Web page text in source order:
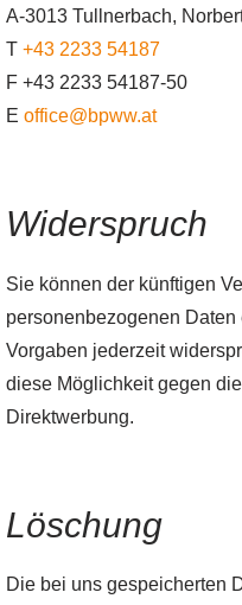
A-3013 Tullnerbach,
T +43 2233 54187
F +43 2233 54187-50
E office@bpww.at
Widerspruch
Sie können der künftigen
personenbezogenen
Vorgaben jederzeit
diese Möglichkeit gegen
Direktwerbung.
Löschung
Die bei uns gespeicherten